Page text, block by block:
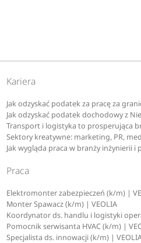
Kariera
Jak odzyskać podatek za pracę za
Jak odzyskać podatek dochodowy z
Transport i logistyka to prosperująca
Sektory kreatywne: marketing, PR,
Jak wygląda praca w branży inżynierii i
Praca
Elektromonter zabezpieczeń (k/m) |
Monter Spawacz (k/m) | VEOLIA
Koordynator ds. handlu i logistyki
Pomocnik serwisanta HVAC (k/m) |
Specjalista ds. innowacji (k/m) |